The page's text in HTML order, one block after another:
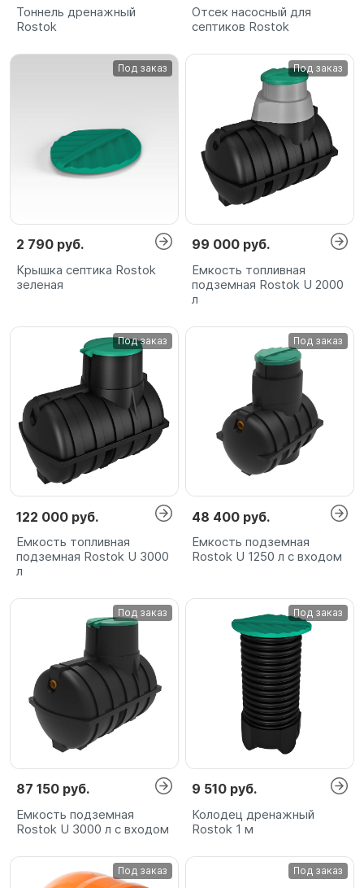
Тоннель дренажный
Rostok
Отсек насосный для
септиков Rostok
Под заказ
2 790 руб.
Крышка септика Rostok
зеленая
Под заказ
99 000 руб.
Емкость топливная
подземная Rostok U 2000
л
Под заказ
122 000 руб.
Емкость топливная
подземная Rostok U 3000
л
Под заказ
48 400 руб.
Емкость подземная
Rostok U 1250 л с входом
Под заказ
87 150 руб.
Емкость подземная
Rostok U 3000 л с входом
Под заказ
9 510 руб.
Колодец дренажный
Rostok 1 м
Под заказ Под заказ